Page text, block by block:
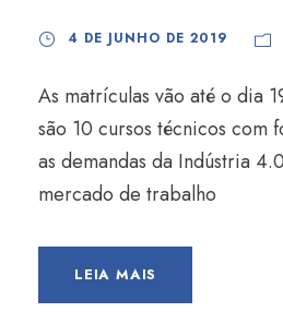
4 DE JUNHO DE 2019
As matrículas vão até o dia
são 10 cursos técnicos com
as demandas da Indústria
mercado de trabalho
LEIA MAIS